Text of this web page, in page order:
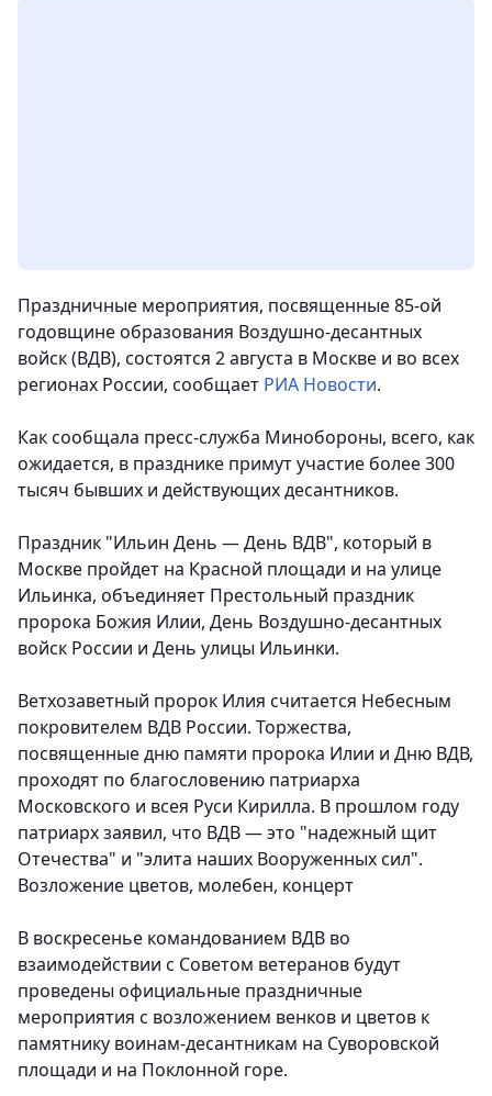
Праздничные мероприятия, посвященные 85-ой
годовщине образования Воздушно-десантных
войск (ВДВ), состоятся 2 августа в Москве и во всех
регионах России, сообщает РИА Новости.
Как сообщала пресс-служба Минобороны, всего, как
ожидается, в празднике примут участие более 300
тысяч бывших и действующих десантников.
Праздник "Ильин День — День ВДВ", который в
Москве пройдет на Красной площади и на улице
Ильинка, объединяет Престольный праздник
пророка Божия Илии, День Воздушно-десантных
войск России и День улицы Ильинки.
Ветхозаветный пророк Илия считается Небесным
покровителем ВДВ России. Торжества,
посвященные дню памяти пророка Илии и Дню ВДВ,
проходят по благословению патриарха
Московского и всея Руси Кирилла. В прошлом году
патриарх заявил, что ВДВ — это "надежный щит
Отечества" и "элита наших Вооруженных сил".
Возложение цветов, молебен, концерт
В воскресенье командованием ВДВ во
взаимодействии с Советом ветеранов будут
проведены официальные праздничные
мероприятия с возложением венков и цветов к
памятнику воинам-десантникам на Суворовской
площади и на Поклонной горе.